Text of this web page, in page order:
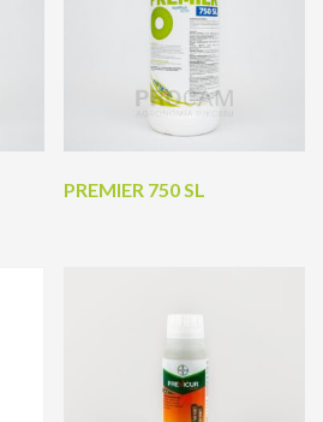
PREMIER 750 SL